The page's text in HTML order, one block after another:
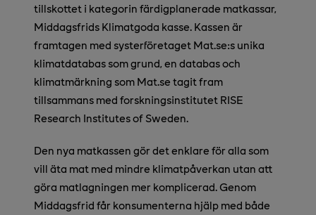
tillskottet i kategorin färdigplanerade matkassar,
Middagsfrids Klimatgoda kasse. Kassen är
framtagen med systerföretaget Mat.se:s unika
klimatdatabas som grund, en databas och
klimatmärkning som Mat.se tagit fram
tillsammans med forskningsinstitutet RISE
Research Institutes of Sweden.
Den nya matkassen gör det enklare för alla som
vill äta mat med mindre klimatpåverkan utan att
göra matlagningen mer komplicerad. Genom
Middagsfrid får konsumenterna hjälp med både